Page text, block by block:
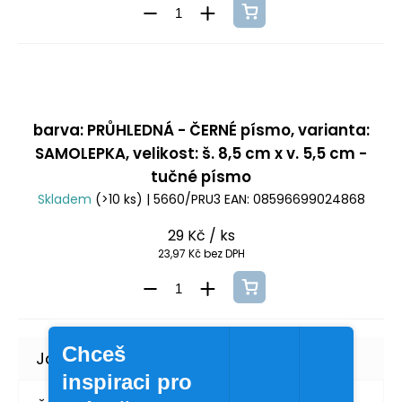
barva: PRŮHLEDNÁ - ČERNÉ písmo, varianta:
SAMOLEPKA, velikost: š. 8,5 cm x v. 5,5 cm -
tučné písmo
Skladem (>10 ks) | 5660/PRU3 EAN: 08596699024868
29 Kč / ks
23,97 Kč bez DPH
Chceš
inspiraci pro